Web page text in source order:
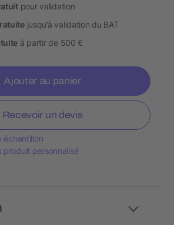
pour validation
jusqu’à validation du BAT
à partir de 500 €
Ajouter au panier
Recevoir un devis
échantillon
produit personnalisé